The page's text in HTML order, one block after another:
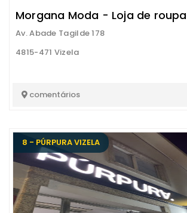
Morgana Moda - Loja de roupa
Av. Abade Tagilde 178
4815-471 Vizela
comentários
8 - PÚRPURA VIZELA